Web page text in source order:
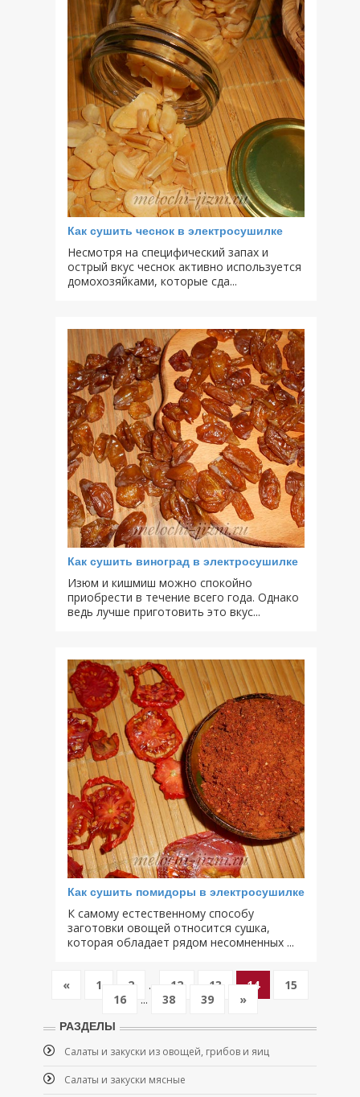
Как сушить чеснок в электросушилке
Несмотря на специфический запах и
острый вкус чеснок активно используется
домохозяйками, которые сда...
Как сушить виноград в электросушилке
Изюм и кишмиш можно спокойно
приобрести в течение всего года. Однако
ведь лучше приготовить это вкус...
Как сушить помидоры в электросушилке
К самому естественному способу
заготовки овощей относится сушка,
которая обладает рядом несомненных ...
« 1 2 ... 12 13 14
15
16
... 38 39 »
РАЗДЕЛЫ
Салаты и закуски из овощей, грибов и яиц
Салаты и закуски мясные